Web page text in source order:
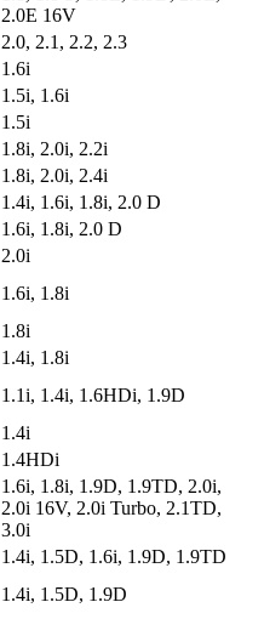
2.0E 16V
2.0, 2.1, 2.2, 2.3
1.6i
1.5i, 1.6i
1.5i
1.8i, 2.0i, 2.2i
1.8i, 2.0i, 2.4i
1.4i, 1.6i, 1.8i, 2.0 D
1.6i, 1.8i, 2.0 D
2.0i
1.6i, 1.8i
1.8i
1.4i, 1.8i
1.1i, 1.4i, 1.6HDi, 1.9D
1.4i
1.4HDi
1.6i, 1.8i, 1.9D, 1.9TD, 2.0i,
2.0i 16V, 2.0i Turbo, 2.1TD,
3.0i
1.4i, 1.5D, 1.6i, 1.9D, 1.9TD
1.4i, 1.5D, 1.9D